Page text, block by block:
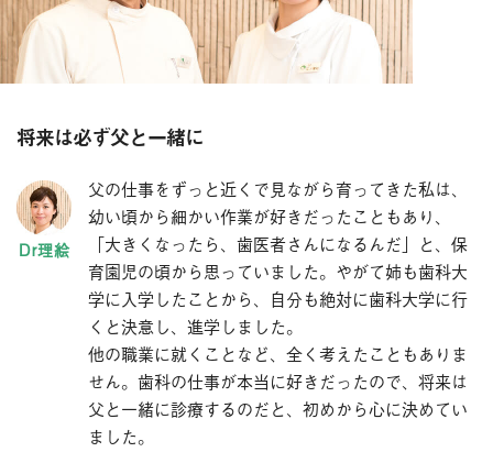
将来は必ず父と一緒に
父の仕事をずっと近くで見ながら育ってきた私は、
幼い頃から細かい作業が好きだったこともあり、
「大きくなったら、歯医者さんになるんだ」と、保
育園児の頃から思っていました。やがて姉も歯科大
学に入学したことから、自分も絶対に歯科大学に行
くと決意し、進学しました。
他の職業に就くことなど、全く考えたこともありま
せん。歯科の仕事が本当に好きだったので、将来は
父と一緒に診療するのだと、初めから心に決めてい
ました。